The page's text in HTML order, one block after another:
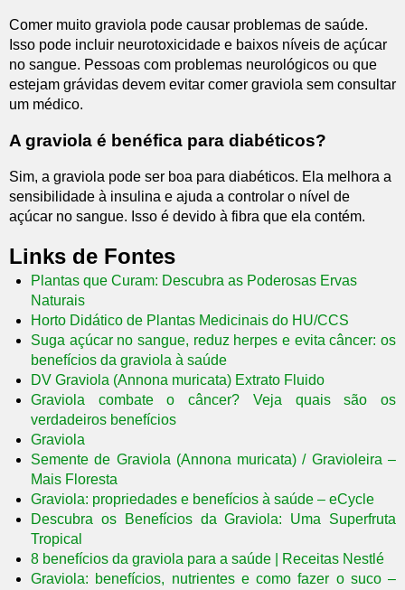
Comer muito graviola pode causar problemas de saúde.
Isso pode incluir neurotoxicidade e baixos níveis de açúcar
no sangue. Pessoas com problemas neurológicos ou que
estejam grávidas devem evitar comer graviola sem consultar
um médico.
A graviola é benéfica para diabéticos?
Sim, a graviola pode ser boa para diabéticos. Ela melhora a
sensibilidade à insulina e ajuda a controlar o nível de
açúcar no sangue. Isso é devido à fibra que ela contém.
Links de Fontes
Plantas que Curam: Descubra as Poderosas Ervas
Naturais
Horto Didático de Plantas Medicinais do HU/CCS
Suga açúcar no sangue, reduz herpes e evita câncer: os
benefícios da graviola à saúde
DV Graviola (Annona muricata) Extrato Fluido
Graviola combate o câncer? Veja quais são os
verdadeiros benefícios
Graviola
Semente de Graviola (Annona muricata) / Gravioleira –
Mais Floresta
Graviola: propriedades e benefícios à saúde – eCycle
Descubra os Benefícios da Graviola: Uma Superfruta
Tropical
8 benefícios da graviola para a saúde | Receitas Nestlé
Graviola: benefícios, nutrientes e como fazer o suco –